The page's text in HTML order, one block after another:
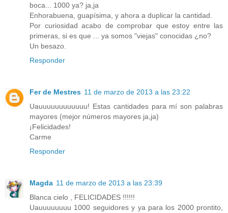
boca... 1000 ya? ja,ja
Enhorabuena, guapísima, y ahora a duplicar la cantidad.
Por curiosidad acabo de comprobar que estoy entre las
primeras, si es que ... ya somos "viejas" conocidas ¿no?
Un besazo.
Responder
Fer de Mestres 11 de marzo de 2013 a las 23:22
Uauuuuuuuuuuuu! Estas cantidades para mí son palabras
mayores (mejor números mayores ja,ja)
¡Felicidades!
Carme
Responder
Magda 11 de marzo de 2013 a las 23:39
Blanca cielo , FELICIDADES !!!!!!
Uauuuuuuuu 1000 seguidores y ya para los 2000 prontito,